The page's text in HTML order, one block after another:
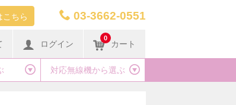
こちら 03-3662-0551
ログイン
0
カート
対応無線機から選ぶ